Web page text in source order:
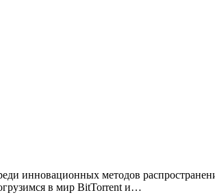
инновационных методов
в мир BitTorrent и…